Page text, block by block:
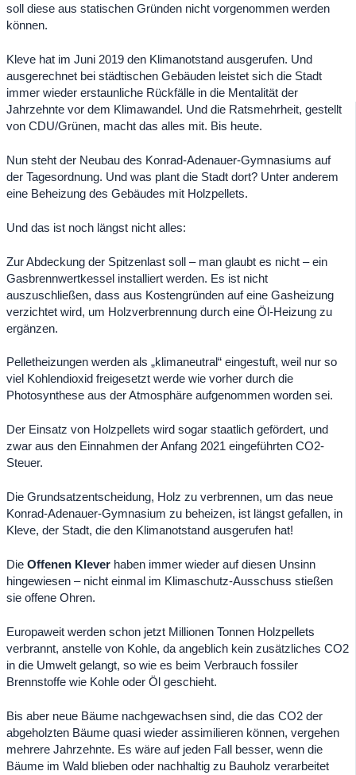
soll diese aus statischen Gründen nicht vorgenommen werden
können.
Kleve hat im Juni 2019 den Klimanotstand ausgerufen. Und
ausgerechnet bei städtischen Gebäuden leistet sich die Stadt
immer wieder erstaunliche Rückfälle in die Mentalität der
Jahrzehnte vor dem Klimawandel. Und die Ratsmehrheit, gestellt
von CDU/Grünen, macht das alles mit. Bis heute.
Nun steht der Neubau des Konrad-Adenauer-Gymnasiums auf
der Tagesordnung. Und was plant die Stadt dort? Unter anderem
eine Beheizung des Gebäudes mit Holzpellets.
Und das ist noch längst nicht alles:
Zur Abdeckung der Spitzenlast soll – man glaubt es nicht – ein
Gasbrennwertkessel installiert werden. Es ist nicht
auszuschließen, dass aus Kostengründen auf eine Gasheizung
verzichtet wird, um Holzverbrennung durch eine Öl-Heizung zu
ergänzen.
Pelletheizungen werden als „klimaneutral“ eingestuft, weil nur so
viel Kohlendioxid freigesetzt werde wie vorher durch die
Photosynthese aus der Atmosphäre aufgenommen worden sei.
Der Einsatz von Holzpellets wird sogar staatlich gefördert, und
zwar aus den Einnahmen der Anfang 2021 eingeführten CO2-
Steuer.
Die Grundsatzentscheidung, Holz zu verbrennen, um das neue
Konrad-Adenauer-Gymnasium zu beheizen, ist längst gefallen, in
Kleve, der Stadt, die den Klimanotstand ausgerufen hat!
Die Offenen Klever haben immer wieder auf diesen Unsinn
hingewiesen – nicht einmal im Klimaschutz-Ausschuss stießen
sie offene Ohren.
Europaweit werden schon jetzt Millionen Tonnen Holzpellets
verbrannt, anstelle von Kohle, da angeblich kein zusätzliches CO2
in die Umwelt gelangt, so wie es beim Verbrauch fossiler
Brennstoffe wie Kohle oder Öl geschieht.
Bis aber neue Bäume nachgewachsen sind, die das CO2 der
abgeholzten Bäume quasi wieder assimilieren können, vergehen
mehrere Jahrzehnte. Es wäre auf jeden Fall besser, wenn die
Bäume im Wald blieben oder nachhaltig zu Bauholz verarbeitet